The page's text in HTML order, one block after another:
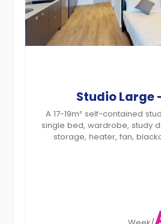
Studio Large
A 17-19m² self-contained
single bed, wardrobe, study
storage, heater, fan,
bathroom and a